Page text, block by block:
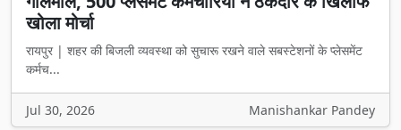
खोला मोर्चा
रायपुर | शहर की बिजली व्यवस्था को सुचारू रखने वाले सबस्टेशनों के प्लेसमेंट
कर्मच...
Jul 30, 2026 Manishankar Pandey